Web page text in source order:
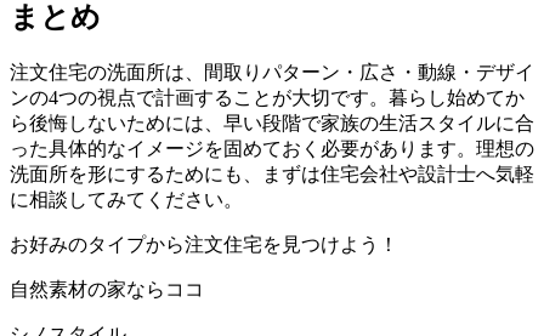
まとめ
注文住宅の洗面所は、間取りパターン・広さ・動線・デザイ
ンの4つの視点で計画することが大切です。暮らし始めてか
ら後悔しないためには、早い段階で家族の生活スタイルに合
った具体的なイメージを固めておく必要があります。理想の
洗面所を形にするためにも、まずは住宅会社や設計士へ気軽
に相談してみてください。
お好みのタイプから注文住宅を見つけよう！
自然素材の家ならココ